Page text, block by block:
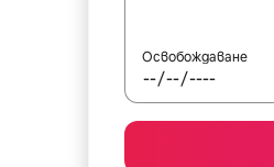
Освобождаване